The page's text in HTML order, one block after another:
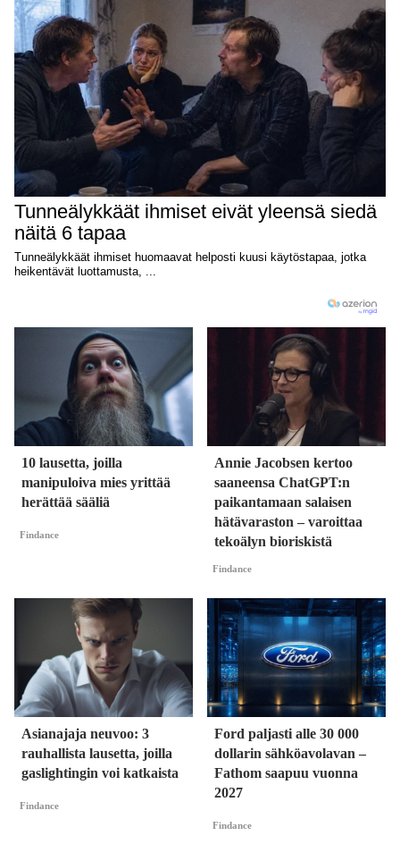
10 lausetta, joilla
manipuloiva mies yrittää
herättää sääliä
Findance
Annie Jacobsen kertoo
saaneensa ChatGPT:n
paikantamaan salaisen
hätävaraston – varoittaa
tekoälyn bioriskistä
Findance
Asianajaja neuvoo: 3
rauhallista lausetta, joilla
gaslightingin voi katkaista
Findance
Ford paljasti alle 30 000
dollarin sähköavolavan –
Fathom saapuu vuonna
2027
Findance